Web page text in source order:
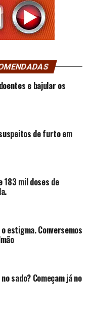
e bajular os
de furto em
183 mil doses de
estigma. Conversemos
sado? Começam já no